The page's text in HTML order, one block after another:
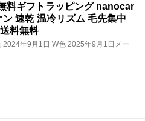
料ギフトラッピング nanocar
速乾 温冷リズム 毛先集中
料無料
年9月1日 W色 2025年9月1日メー